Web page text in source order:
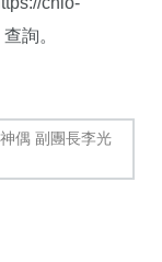
詢。
偶 副團長李光